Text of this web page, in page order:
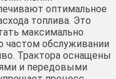
оптимальное
топлива. Это
максимально
частом обслуживании
Трактора оснащены
и передовыми